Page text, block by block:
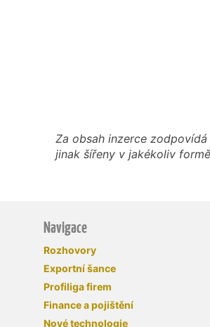
Za obsah inzerce
jinak šířeny v jakékoliv
Navigace
Rozhovory
Exportní šance
Profiliga firem
Finance a pojištění
Nové technologie